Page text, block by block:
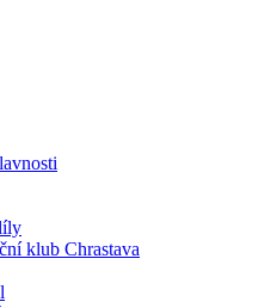
klub Chrastava